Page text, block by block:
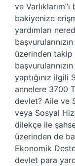
ve
bakiyenize
yardımları
üzerinden takip
yaptığınız ilgili
annelere 3700
devlet? Aile ve
veya Sosyal
dilekçe ile
üzerinden de
Ekonomik
devlet para